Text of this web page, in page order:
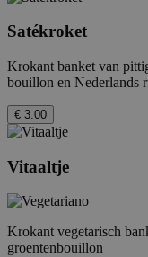
Satékroket
Krokant banket van
bouillon en Nederlands
€ 3.00
Vitaaltje
Krokant vegetarisch
groentenbouillon